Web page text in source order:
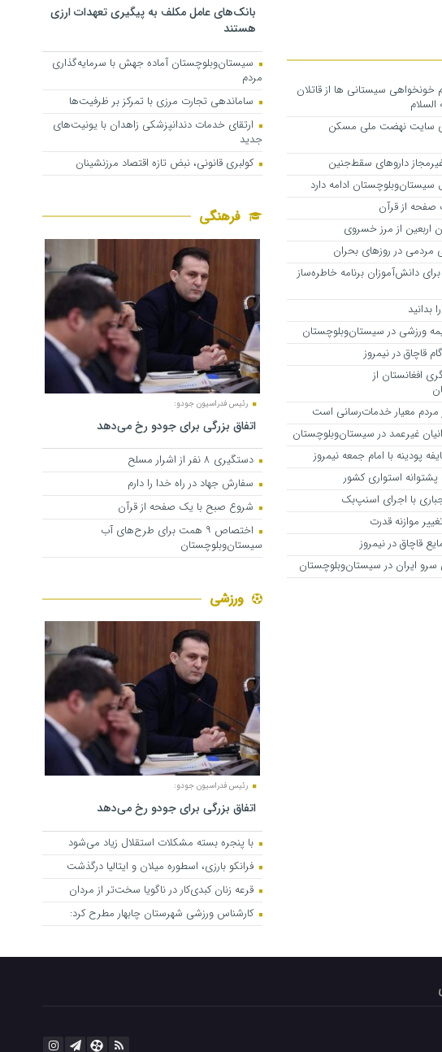
خونخواهی سیستانی ها از قاتلان
سایت نهضت ملی مسکن
داروهای سقط‌جنین
ادامه دارد
از قرآن
اربعین از مرز خسروی
مردمی در روزهای بحران
دانش‌آموزان برنامه خاطره‌ساز
بدانید
ورزشی در سیستان‌وبلوچستان
افغانستان از
مردم معیار خدمات‌رسانی است
غیرعمد در سیستان‌وبلوچستان
پودینه با امام جمعه نیمروز
استواری کشور
با اجرای اسنپ‌بک
موازنه قدرت
ایران در سیستان‌وبلوچستان
بانک‌های عامل مکلف به پیگیری تعهدات ارزی
هستند
سیستان‌وبلوچستان آماده جهش با سرمایه‌گذاری
مردم
ساماندهی تجارت مرزی با تمرکز بر ظرفیت‌ها
ارتقای خدمات دندانپزشکی زاهدان با یونیت‌های
جدید
کولبری قانونی، نبض تازه اقتصاد مرزنشینان
فرهنگی
رئیس فدراسیون جودو:
اتفاق بزرگی برای جودو رخ می‌دهد
دستگیری ۸ نفر از اشرار مسلح
سفارش جهاد در راه خدا را دارم
شروع صبح با یک صفحه از قرآن
اختصاص ۹ همت برای طرح‌های آب
سیستان‌وبلوچستان
ورزشی
رئیس فدراسیون جودو:
اتفاق بزرگی برای جودو رخ می‌دهد
با پنجره بسته مشکلات استقلال زیاد می‌شود
فرانکو بارزی، اسطوره میلان و ایتالیا درگذشت
قرعه زنان کبدی‌کار در ناگویا سخت‌تر از مردان
کارشناس ورزشی شهرستان چابهار مطرح کرد: